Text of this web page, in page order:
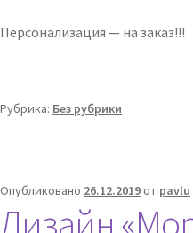
Персонализация — на заказ!!!
Рубрика: Без рубрики
Опубликовано 26.12.2019от pavlu
Дизайн